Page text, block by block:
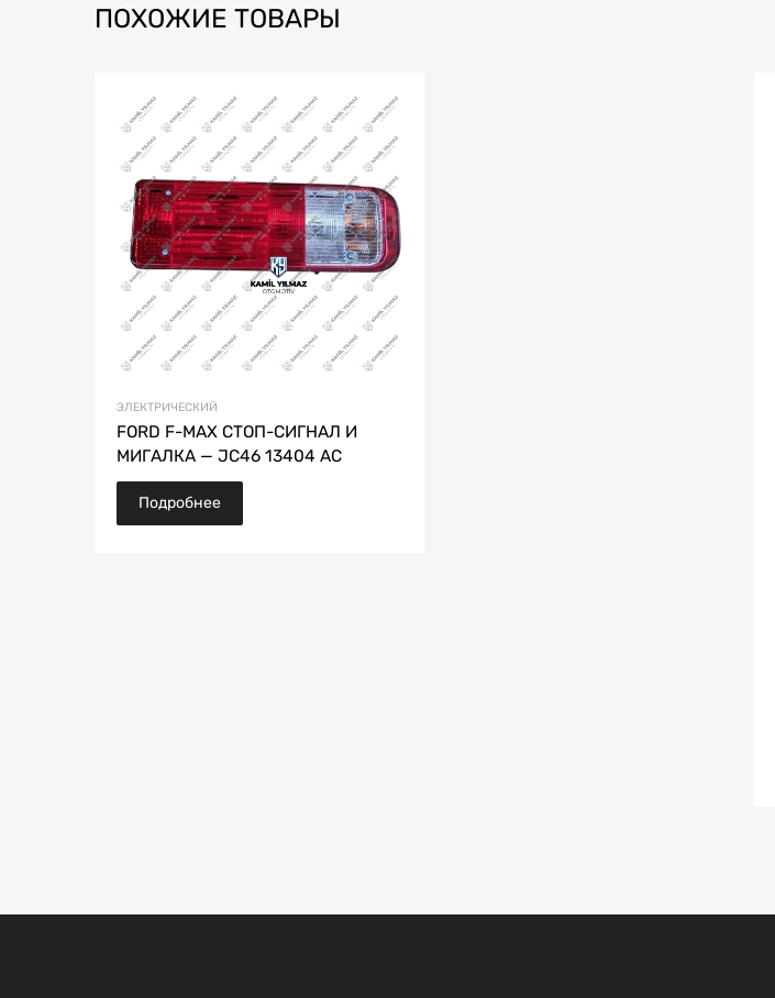
ПОХОЖИЕ ТОВАРЫ
ЭЛЕКТРИЧЕСКИЙ
FORD F-MAX СТОП-СИГНАЛ И
МИГАЛКА — JC46 13404 AC
Подробнее